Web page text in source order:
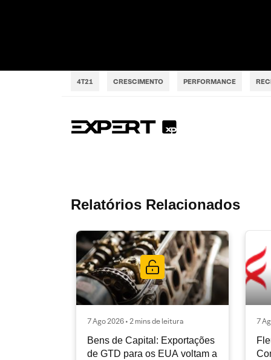
4T21 CRESCIMENTO PERFORMANCE
Relatórios Relacionados
7 Ago 2026 • 2 mins de leitura
Bens de Capital: Exportações
de GTD para os EUA voltam a
7